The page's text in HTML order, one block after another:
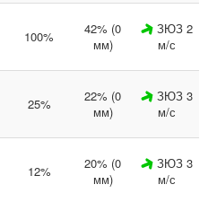
100%
42% (0
мм)
ЗЮЗ 2
м/с
25%
22% (0
мм)
ЗЮЗ 3
м/с
12%
20% (0
мм)
ЗЮЗ 3
м/с